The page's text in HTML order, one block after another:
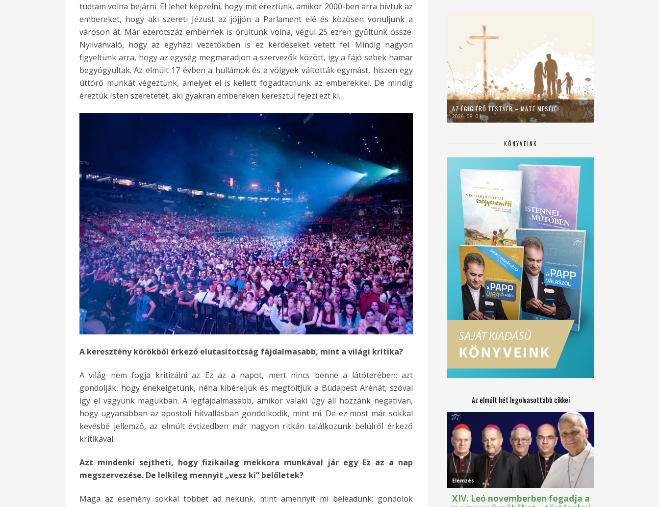
tudtam volna bejárni. El lehet képzelni, hogy mit éreztünk, amikor 2000-ben arra hívtuk az
embereket, hogy aki szereti Jézust az jöjjön a Parlament elé és közösen vonuljunk a
városon át. Már ezerötszáz embernek is örültünk volna, végül 25 ezren gyűltünk össze.
Nyilvánvaló, hogy az egyházi vezetőkben is ez kérdéseket vetett fel. Mindig nagyon
figyeltünk arra, hogy az egység megmaradjon a szervezők között, így a fájó sebek hamar
begyógyultak. Az elmúlt 17 évben a hullámok és a völgyek váltották egymást, hiszen egy
úttörő munkát végeztünk, amelyet el is kellett fogadtatnunk az emberekkel. De mindig
éreztük Isten szeretetét, aki gyakran embereken keresztül fejezi ezt ki.
A keresztény körökből érkező elutasítottság fájdalmasabb, mint a világi kritika?
A világ nem fogja kritizálni az Ez az a napot, mert nincs benne a látóterében: azt
gondolják, hogy énekelgetünk, néha kibéreljük és megtöltjük a Budapest Arénát, szóval
így el vagyunk magukban. A legfájdalmasabb, amikor valaki úgy áll hozzánk negatívan,
hogy ugyanabban az apostoli hitvallásban gondolkodik, mint mi. De ez most már sokkal
kevésbé jellemző, az elmúlt évtizedben már nagyon ritkán találkozunk belülről érkező
kritikával.
Azt mindenki sejtheti, hogy fizikailag mekkora munkával jár egy Ez az a nap
megszervezése. De lelkileg mennyit „vesz ki” belőletek?
Maga az esemény sokkal többet ad nekünk, mint amennyit mi beleadunk: gondolok
AZ ÉGIG ÉRŐ TESTVÉR – MÁTÉ MESÉJE
2026. 08. 01.
KÖNYVEINK
Az elmúlt hét legolvasottabb cikkei